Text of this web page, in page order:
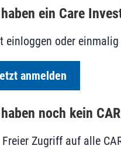
ein Care
einloggen oder
anmelden
noch kein
Freier Zugriff auf alle